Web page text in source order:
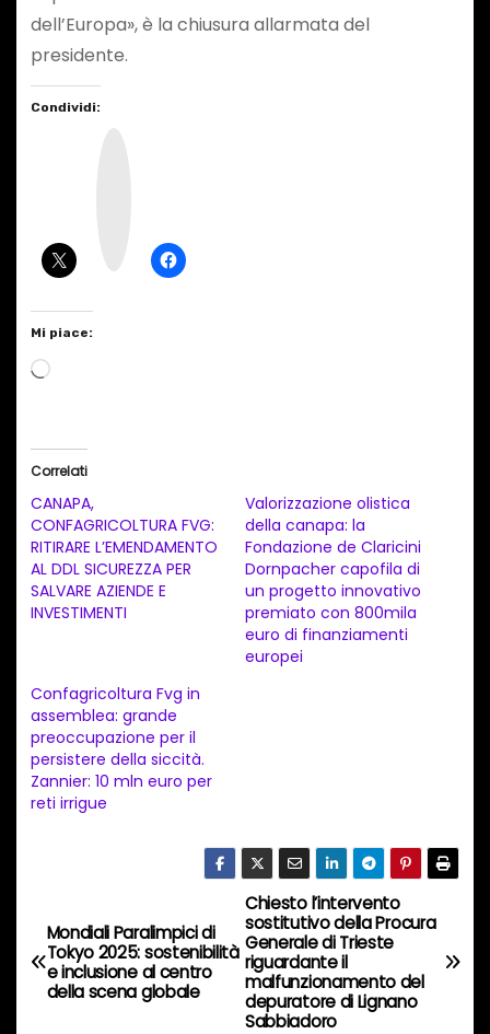
dell’Europa», è la chiusura allarmata del
presidente.
Condividi:
Mi piace:
C
a
m
e
n
i
n
c
o
Correlati
CANAPA,
CONFAGRICOLTURA FVG:
RITIRARE L’EMENDAMENTO
AL DDL SICUREZZA PER
SALVARE AZIENDE E
INVESTIMENTI
Valorizzazione olistica
della canapa: la
Fondazione de Claricini
Dornpacher capofila di
un progetto innovativo
premiato con 800mila
euro di finanziamenti
europei
Confagricoltura Fvg in
assemblea: grande
preoccupazione per il
persistere della siccità.
Zannier: 10 mln euro per
reti irrigue
N
a
v
Chiesto l’intervento
sostitutivo della Procura
Generale di Trieste
riguardante il
malfunzionamento del
depuratore di Lignano
Sabbiadoro
Mondiali Paralimpici di
Tokyo 2025: sostenibilità
e inclusione al centro
della scena globale